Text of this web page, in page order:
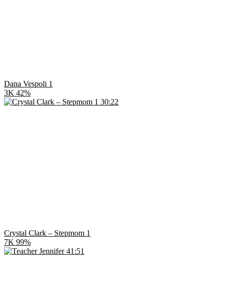
Dana Vespoli 1
3K 42%
30:22
Crystal Clark – Stepmom 1
7K 99%
41:51